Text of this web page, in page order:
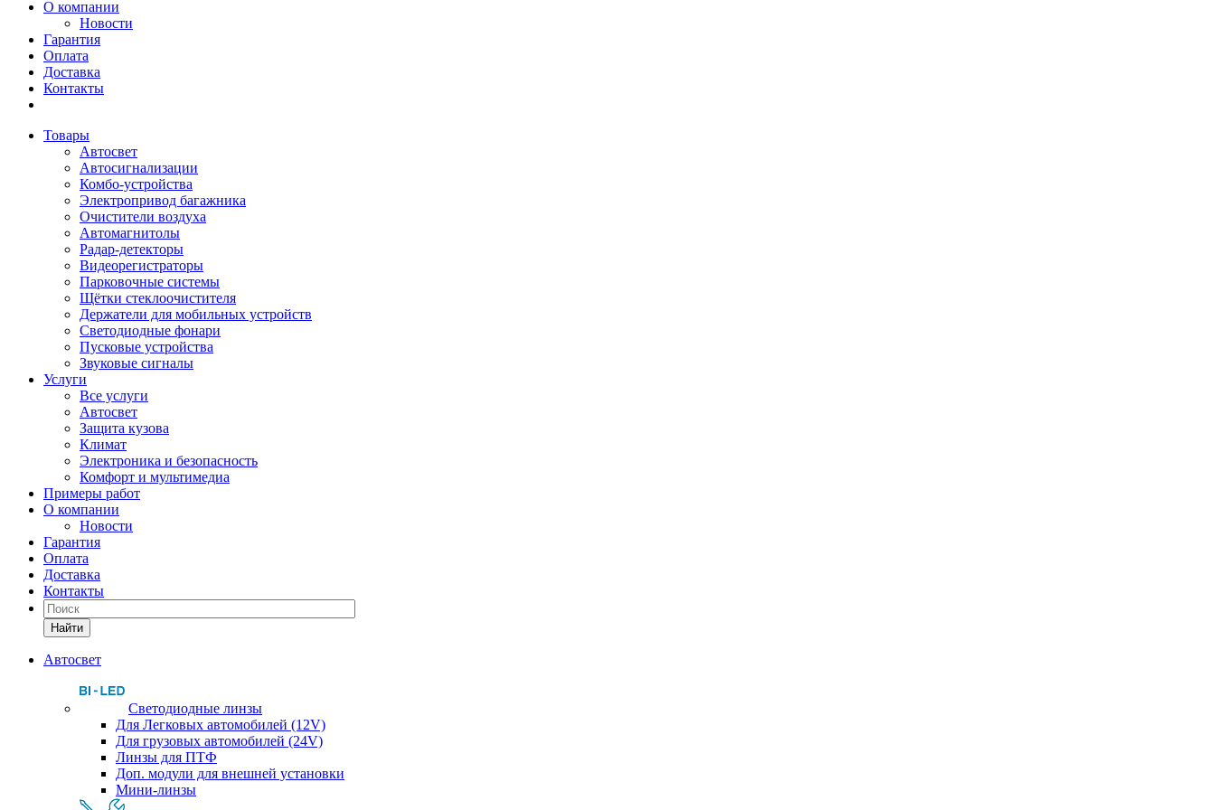
О компании
Новости
Гарантия
Оплата
Доставка
Контакты
Товары
Автосвет
Автосигнализации
Комбо-устройства
Электропривод багажника
Очистители воздуха
Автомагнитолы
Радар-детекторы
Видеорегистраторы
Парковочные системы
Щётки стеклоочистителя
Держатели для мобильных устройств
Светодиодные фонари
Пусковые устройства
Звуковые сигналы
Услуги
Все услуги
Автосвет
Защита кузова
Климат
Электроника и безопасность
Комфорт и мультимедиа
Примеры работ
О компании
Новости
Гарантия
Оплата
Доставка
Контакты
Найти
Автосвет
Светодиодные линзы
Для Легковых автомобилей (12V)
Для грузовых автомобилей (24V)
Линзы для ПТФ
Доп. модули для внешней установки
Мини-линзы